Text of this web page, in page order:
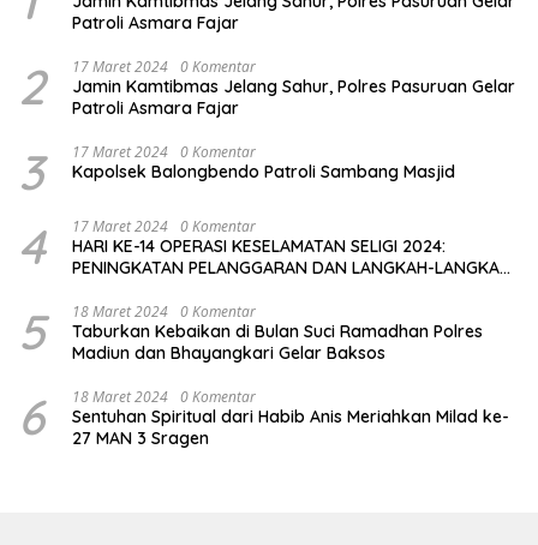
Patroli Asmara Fajar
2 17 Maret 2024 0 Komentar
Jamin Kamtibmas Jelang Sahur, Polres Pasuruan Gelar
Patroli Asmara Fajar
3 17 Maret 2024 0 Komentar
Kapolsek Balongbendo Patroli Sambang Masjid
4 17 Maret 2024 0 Komentar
HARI KE-14 OPERASI KESELAMATAN SELIGI 2024:
PENINGKATAN PELANGGARAN DAN LANGKAH-LANGKAH
5 18 Maret 2024 0 Komentar
Taburkan Kebaikan di Bulan Suci Ramadhan Polres
Madiun dan Bhayangkari Gelar Baksos
6 18 Maret 2024 0 Komentar
Sentuhan Spiritual dari Habib Anis Meriahkan Milad ke-
27 MAN 3 Sragen